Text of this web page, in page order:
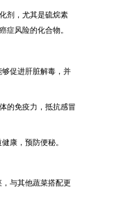
剂，尤其是硫烷素
症风险的化合物。
促进肝脏解毒，并
的免疫力，抵抗感冒
康，预防便秘。
与其他蔬菜搭配更